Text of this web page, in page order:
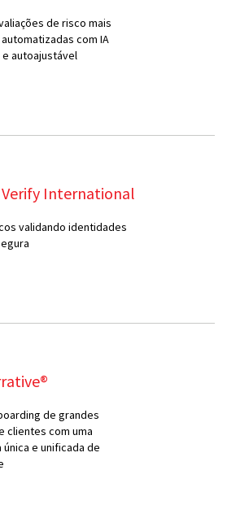
de risco mais
com IA
autoajustável
International
validando identidades
de grandes
clientes com uma
e unificada de